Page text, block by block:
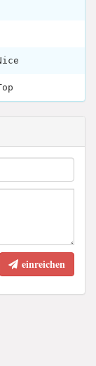
einreichen